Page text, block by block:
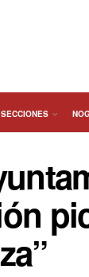
SECCIONES